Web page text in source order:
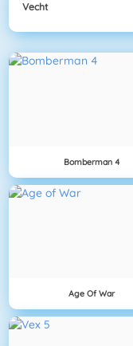
Vecht
Bomberman 4
Age Of War